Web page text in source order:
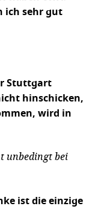
ich sehr gut
Stuttgart
hinschicken,
wird in
unbedingt bei
ist die einzige